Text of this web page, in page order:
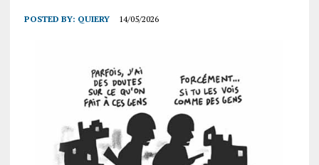
POSTED BY: QUIERY 14/05/2026